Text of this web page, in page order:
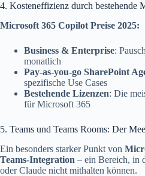
4. Kosteneffizienz durch bestehende
Microsoft 365 Copilot Preise 2025:
Business & Enterprise:
monatlich
Pay-as-you-go SharePoint
spezifische Use Cases
Bestehende Lizenzen: Die
für Microsoft 365
5. Teams und Teams Rooms: Der
Ein besonders starker Punkt von
Teams-Integration – ein Bereich, in
oder Claude nicht mithalten können.